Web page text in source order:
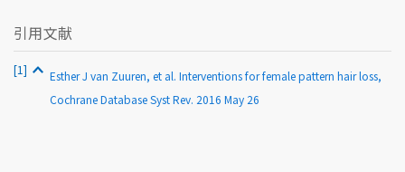
引用文献
[1]
Esther J van Zuuren, et al. Interventions for female pattern hair loss,
Cochrane Database Syst Rev. 2016 May 26